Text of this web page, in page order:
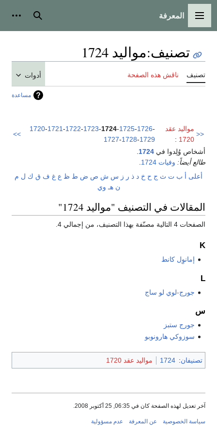
القائمة الرئيسية
المعرفة بحث
تصنيف:مواليد 1724
تصنيف ناقش هذه الصفحة أدوات
مساعدة
<<
مواليد عقد
1720
:
1720-1721-1722-1723-1724-1725-1726-
1727-1728-1729
>>
أشخاص وُلِدوا في 1724
طالع أيضاً: وفيات 1724
أعلى أ ب ت ث ج ح خ د ذ ر ز س ش ص ض ط ظ ع غ ف ق ك ل م
ن هـ وي
المقالات في التصنيف "مواليد 1724"
الصفحات 4 التالية مصنّفة بهذا التصنيف، من إجمالي 4.
K
إمانوِل كانط
L
جورج-لوي لو ساج
س
جورج ستبز
سوزوكي هارونوبو
تصنيفان:
1724 مواليد عقد 1720
آخر تعديل لهذه الصفحة كان في 06:35, 25 أكتوبر 2008.
سياسة الخصوصية عن المعرفة عدم مسؤولية